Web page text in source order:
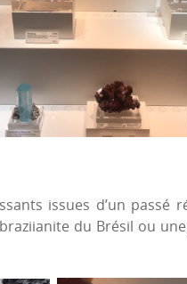
issues d’un passé
du Brésil ou